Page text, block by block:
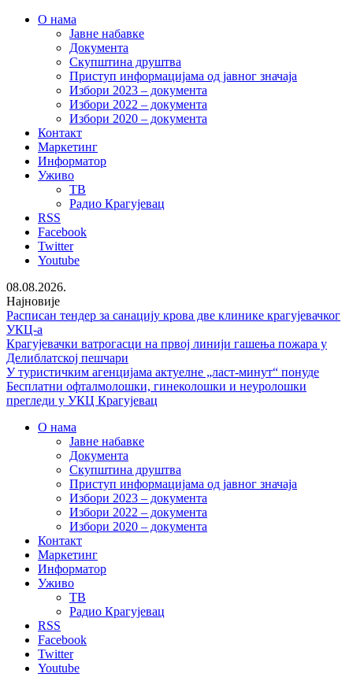
О нама
Јавне набавке
Документа
Скупштина друштва
Приступ информацијама од јавног значаја
Избори 2023 – документа
Избори 2022 – документа
Избори 2020 – документа
Контакт
Маркетинг
Информатор
Уживо
ТВ
Радио Крагујевац
RSS
Facebook
Twitter
Youtube
08.08.2026.
Најновије
Расписан тендер за санацију крова две клинике крагујевачког
УКЦ-а
Крагујевачки ватрогасци на првој линији гашења пожара у
Делиблатској пешчари
У туристичким агенцијама актуелне „ласт-минут“ понуде
Бесплатни офталмолошки, гинеколошки и неуролошки
прегледи у УКЦ Крагујевац
О нама
Јавне набавке
Документа
Скупштина друштва
Приступ информацијама од јавног значаја
Избори 2023 – документа
Избори 2022 – документа
Избори 2020 – документа
Контакт
Маркетинг
Информатор
Уживо
ТВ
Радио Крагујевац
RSS
Facebook
Twitter
Youtube